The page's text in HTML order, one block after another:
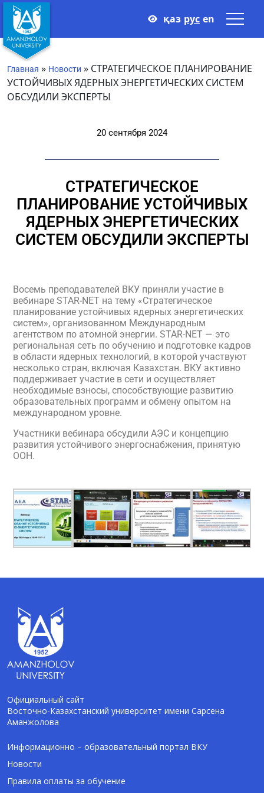
қаз рус en
Главная » Новости » СТРАТЕГИЧЕСКОЕ ПЛАНИРОВАНИЕ
УСТОЙЧИВЫХ ЯДЕРНЫХ ЭНЕРГЕТИЧЕСКИХ СИСТЕМ
ОБСУДИЛИ ЭКСПЕРТЫ
20 сентября 2024
СТРАТЕГИЧЕСКОЕ
ПЛАНИРОВАНИЕ УСТОЙЧИВЫХ
ЯДЕРНЫХ ЭНЕРГЕТИЧЕСКИХ
СИСТЕМ ОБСУДИЛИ ЭКСПЕРТЫ
Восемь преподавателей ВКУ приняли участие в
вебинаре STAR-NET на тему «Стратегическое
планирование устойчивых ядерных энергетических
систем», организованном Международным
агентством по атомной энергии. STAR-NET — это
региональная сеть по обучению и подготовке кадров
в области ядерных технологий, в которой участвуют
несколько стран, включая Казахстан. ВКУ активно
поддерживает участие в сети и осуществляет
необходимые взносы, способствующие развитию
образовательных программ и обмену опытом на
международном уровне.
Участники вебинара обсудили АЭС и концепцию
развития устойчивого энергоснабжения, принятую
ООН.
Официальный сайт
Восточно-Казахстанский университет имени Сарсена
Аманжолова
Информационно – образовательный портал ВКУ
Новости
Правила оплаты за обучение
Помощник Amanzholov University
Здравствуйте! Я AI-Talapker — помощник
ВКУ им. Сарсена Аманжолова (ВКУ). Отвечу